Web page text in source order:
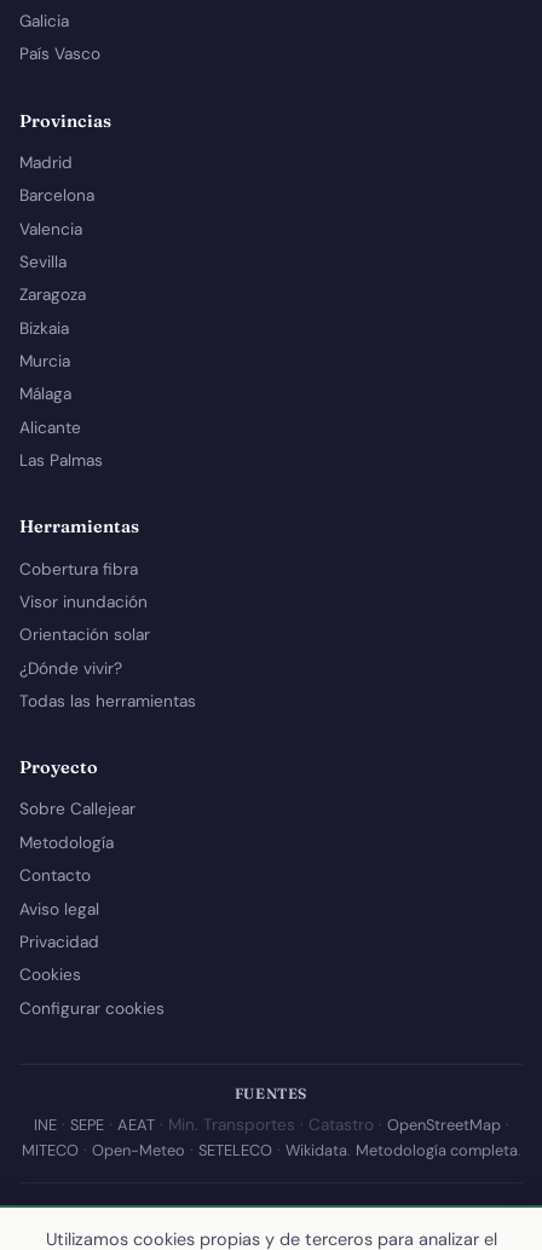
Galicia
País Vasco
Provincias
Madrid
Barcelona
Valencia
Sevilla
Zaragoza
Bizkaia
Murcia
Málaga
Alicante
Las Palmas
Herramientas
Cobertura fibra
Visor inundación
Orientación solar
¿Dónde vivir?
Todas las herramientas
Proyecto
Sobre Callejear
Metodología
Contacto
Aviso legal
Privacidad
Cookies
Configurar cookies
FUENTES
INE· SEPE· AEAT· Min. Transportes · Catastro · OpenStreetMap·
MITECO· Open-Meteo · SETELECO· Wikidata. Metodología completa.
© 2026 Callejear.com — Directorio municipal de España con datos
abiertos. Desarrollado y mantenido porYoel Castaño.
Utilizamos cookies propias y de terceros para analizar el